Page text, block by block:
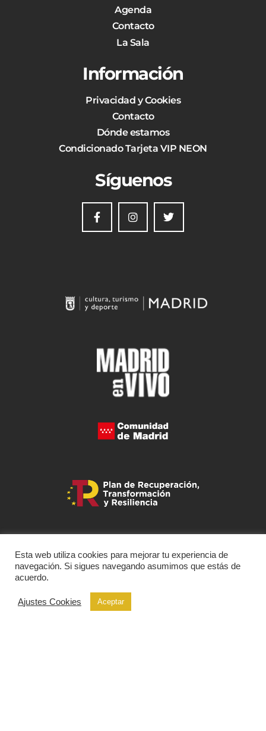
Agenda
Contacto
La Sala
Información
Privacidad y Cookies
Contacto
Dónde estamos
Condicionado Tarjeta VIP NEON
Síguenos
Esta web utiliza cookies para mejorar tu experiencia de
navegación. Si sigues navegando asumimos que estás de
acuerdo.
Ajustes Cookies Aceptar